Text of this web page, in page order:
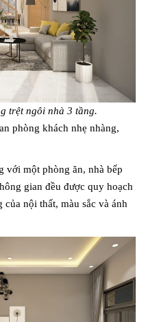
trệt ngôi nhà 3 tầng.
phòng khách nhẹ nhàng,
với một phòng ăn, nhà bếp
gian đều được quy hoạch
nội thất, màu sắc và ánh